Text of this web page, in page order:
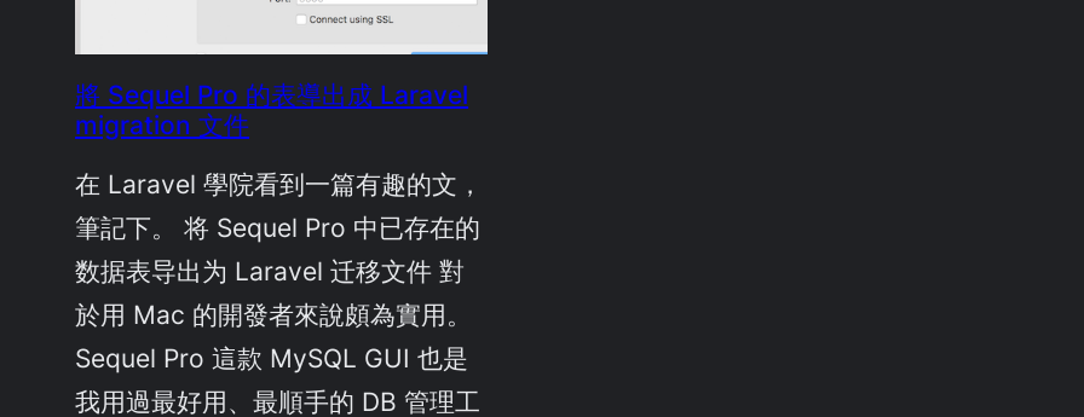
將 Sequel Pro 的表導出成 Laravel
migration 文件
在 Laravel 學院看到一篇有趣的文，
筆記下。 将 Sequel Pro 中已存在的
数据表导出为 Laravel 迁移文件 對
於用 Mac 的開發者來說頗為實用。
Sequel Pro 這款 MySQL GUI 也是
我用過最好用、最順手的 DB 管理工